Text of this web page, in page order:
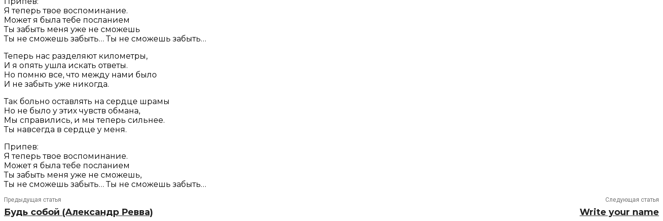
Я теперь твое воспоминание.
Может я была тебе посланием
Ты забыть меня уже не сможешь
Ты не сможешь забыть… Ты не сможешь забыть…
Теперь нас разделяют километры,
И я опять ушла искать ответы.
Но помню все, что между нами было
И не забыть уже никогда.
Так больно оставлять на сердце шрамы
Но не было у этих чувств обмана,
Мы справились, и мы теперь сильнее.
Ты навсегда в сердце у меня.
Припев:
Я теперь твое воспоминание.
Может я была тебе посланием
Ты забыть меня уже не сможешь,
Ты не сможешь забыть… Ты не сможешь забыть…
Предыдущая статья
Будь собой (Александр Ревва)
Следующая статья
Write your name